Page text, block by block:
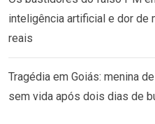
inteligência artificial e dor de
reais
Tragédia em Goiás: menina
sem vida após dois dias de